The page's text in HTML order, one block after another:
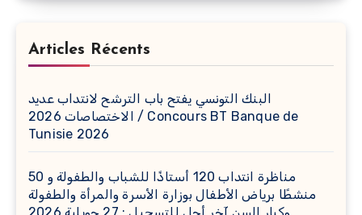
Articles Récents
البنك التونسي يفتح باب الترشح لانتداب عديد
الاختصاصات 2026 / Concours BT Banque de
Tunisie 2026
مناظرة انتداب 120 أستاذًا للشباب والطفولة و 50
منشطًا برياض الأطفال بوزارة الأسرة والمرأة والطفولة